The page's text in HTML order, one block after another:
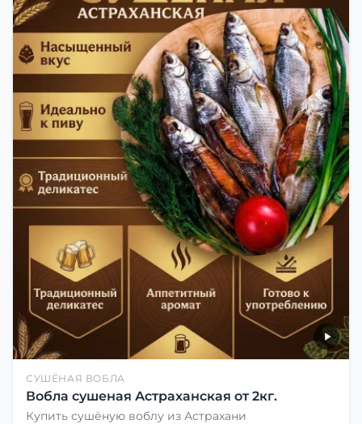
СУШЁНАЯ ВОБЛА
Вобла сушеная Астраханская от 2кг.
Купить сушёную воблу из Астрахани